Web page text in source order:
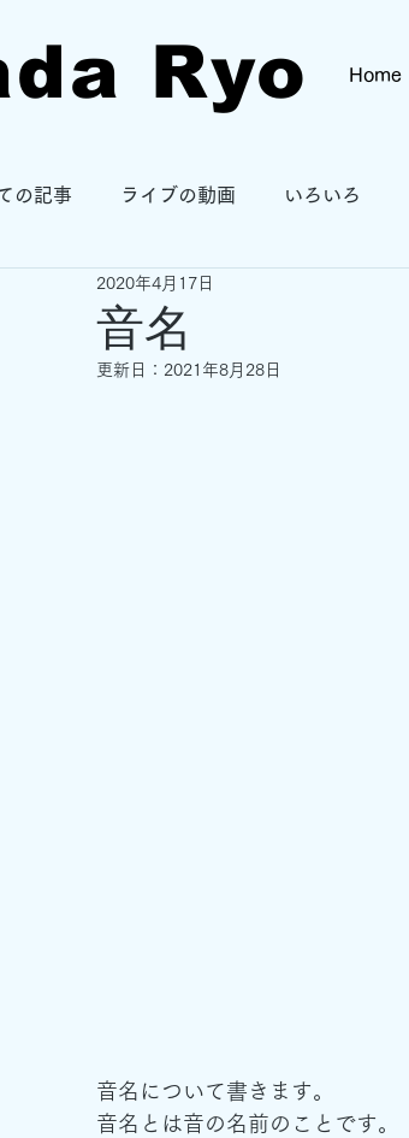
Ryo Home
の記事 ライブの動画 いろいろ
音名
2020年4月17日
更新日： 2021年8月28日
音名について書きます。
音名とは音の名前のことです。